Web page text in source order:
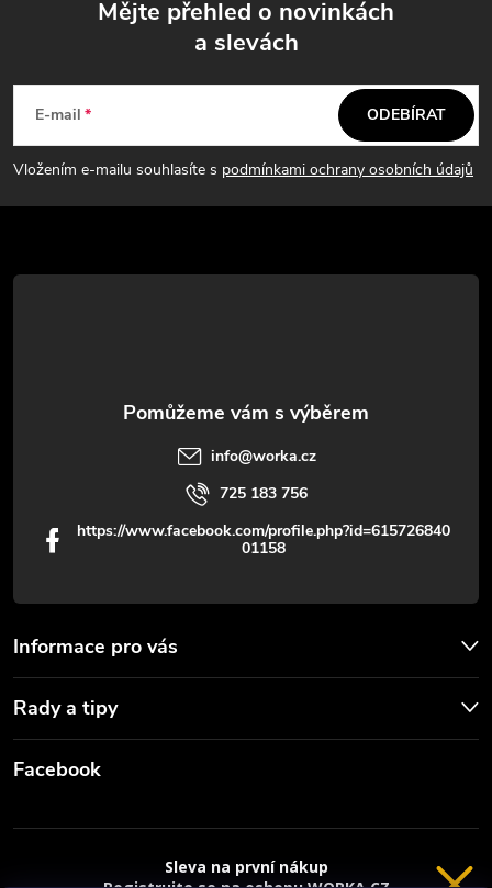
a
í
p
s
u
p
a
t
Mějte přehled o novinkách
a slevách
E-mail
Vložením e-mailu souhlasíte s podmínkami ochrany osobních údajů
ODEBÍRAT
Informace pro vás
Rady a tipy
info@worka.cz
725 183 756
https://www.facebook.com/profile.php?id=615726840
01158
Facebook
Sleva na první nákup